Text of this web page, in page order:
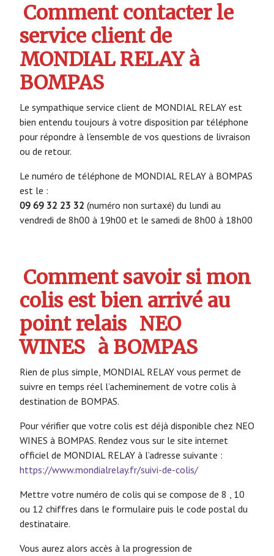
Comment contacter le
service client de
MONDIAL RELAY à
BOMPAS
Le sympathique service client de MONDIAL RELAY est
bien entendu toujours à votre disposition par téléphone
pour répondre à l’ensemble de vos questions de livraison
ou de retour.
Le numéro de téléphone de MONDIAL RELAY à BOMPAS
est le :
09 69 32 23 32 (numéro non surtaxé) du lundi au
vendredi de 8h00 à 19h00 et le samedi de 8h00 à 18h00
Comment savoir si mon
colis est bien arrivé au
point relais NEO
WINES à BOMPAS
Rien de plus simple, MONDIAL RELAY vous permet de
suivre en temps réel l’acheminement de votre colis à
destination de BOMPAS.
Pour vérifier que votre colis est déjà disponible chez NEO
WINES à BOMPAS. Rendez vous sur le site internet
officiel de MONDIAL RELAY à l’adresse suivante :
https://www.mondialrelay.fr/suivi-de-colis/
Mettre votre numéro de colis qui se compose de 8 , 10
ou 12 chiffres dans le formulaire puis le code postal du
destinataire.
Vous aurez alors accès à la progression de